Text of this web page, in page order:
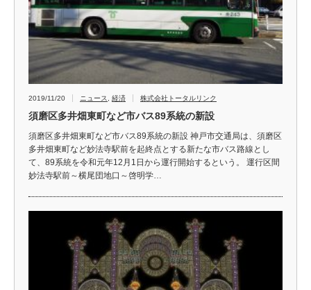
2019/11/20 ニュース 経済 株式会社トータルリンク
須磨区多井畑東町など市バス89系統の新設
須磨区多井畑東町など市バス89系統の新設 神戸市交通局は、須磨区
多井畑東町など妙法寺駅前を起終点とする新たな市バス路線とし
て、89系統を令和元年12月1日から運行開始するという。 運行区間
妙法寺駅前～横尾団地口～啓明学…